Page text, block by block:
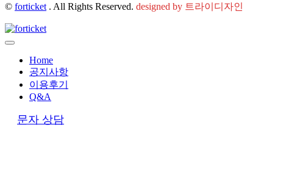
© forticket . All Rights Reserved. designed by 트라이디자인
Home
공지사항
이용후기
Q&A
문자 상담